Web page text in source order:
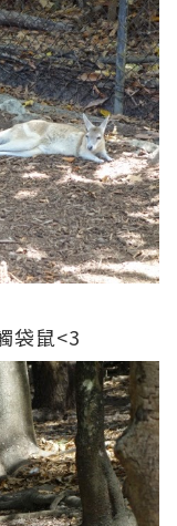
袋鼠<3